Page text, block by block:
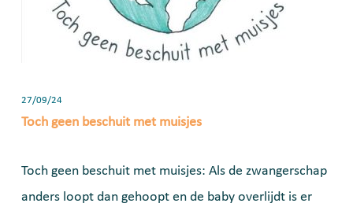
27/09/24
Toch geen beschuit met muisjes
Toch geen beschuit met muisjes: Als de zwangerschap
anders loopt dan gehoopt en de baby overlijdt is er